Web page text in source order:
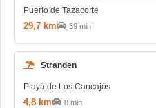
Puerto de Tazacorte
29,7 km 39 min
Stranden
Playa de Los Cancajos
4,8 km 8 min